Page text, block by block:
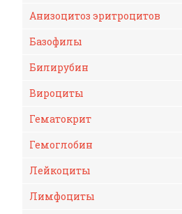
Анизоцитоз эритроцитов
Базофилы
Билирубин
Вироциты
Гематокрит
Гемоглобин
Лейкоциты
Лимфоциты